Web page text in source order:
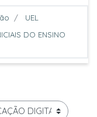
UEL
DO ENSINO